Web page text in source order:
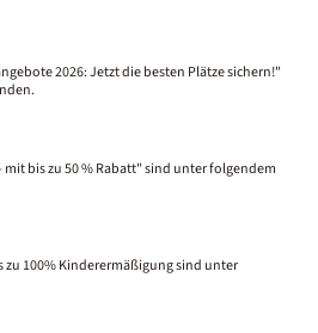
2026: Jetzt die besten Plätze sichern!"
bis zu 50 % Rabatt" sind unter folgendem
zu 100% Kinderermäßigung sind unter